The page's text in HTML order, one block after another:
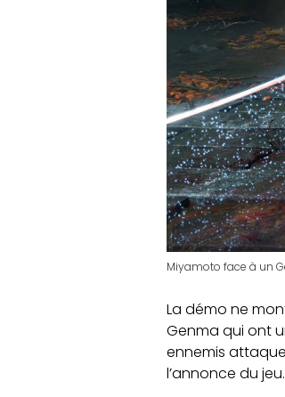
Miyamoto face à un
La démo ne
Genma qui ont
ennemis
l’annonce du jeu.